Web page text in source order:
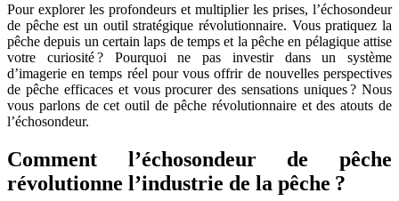
Pour explorer les profondeurs et multiplier les prises, l’échosondeur
de pêche est un outil stratégique révolutionnaire. Vous pratiquez la
pêche depuis un certain laps de temps et la pêche en pélagique attise
votre curiosité ? Pourquoi ne pas investir dans un système
d’imagerie en temps réel pour vous offrir de nouvelles perspectives
de pêche efficaces et vous procurer des sensations uniques ? Nous
vous parlons de cet outil de pêche révolutionnaire et des atouts de
l’échosondeur.
Comment l’échosondeur de pêche
révolutionne l’industrie de la pêche ?